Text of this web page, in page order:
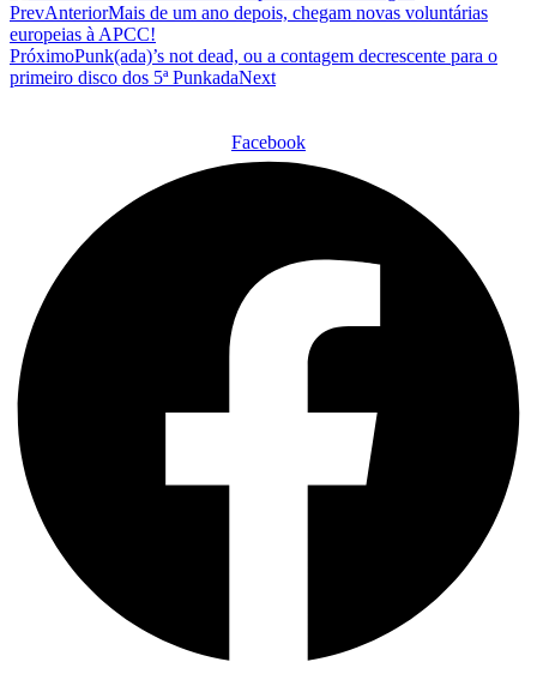
PrevAnteriorMais de um ano depois, chegam novas voluntárias
europeias à APCC!
PróximoPunk(ada)’s not dead, ou a contagem decrescente para o
primeiro disco dos 5ª PunkadaNext
Facebook